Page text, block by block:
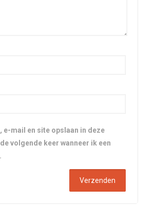
e-mail en site opslaan in deze
volgende keer wanneer ik een